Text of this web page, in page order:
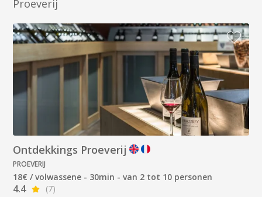
Proeverij
Ontdekkings Proeverij
PROEVERIJ
18€ / volwassene - 30min - van 2 tot 10 personen
4.4
(7)